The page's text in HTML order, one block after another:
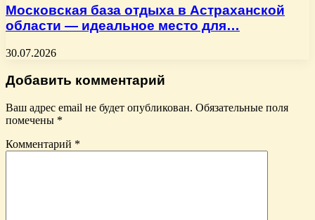
Московская база отдыха в Астраханской
области — идеальное место для…
30.07.2026
Добавить комментарий
Ваш адрес email не будет опубликован. Обязательные поля
помечены *
Комментарий *